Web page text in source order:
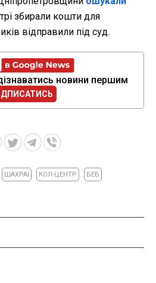
збирали кошти для
відправили під суд.
новини першим
ШАХРАЇ КОЛ-ЦЕНТР БЕБ